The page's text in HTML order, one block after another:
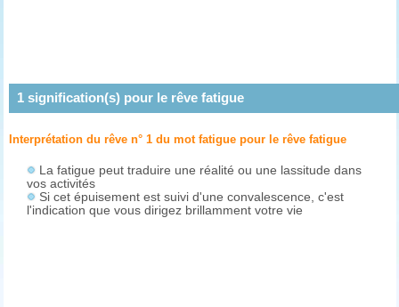
1signification(s) pour le rêve fatigue
Interprétation du rêve n° 1 du mot fatigue pour le rêvefatigue
La fatigue peut traduire une réalité ou une lassitude dans
vos activités
Si cet épuisement est suivi d'une convalescence, c'est
l'indication que vous dirigez brillamment votre vie